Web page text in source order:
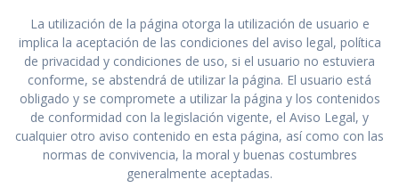
La utilización de la página otorga la utilización de usuario e
implica la aceptación de las condiciones del aviso legal, política
de privacidad y condiciones de uso, si el usuario no estuviera
conforme, se abstendrá de utilizar la página. El usuario está
obligado y se compromete a utilizar la página y los contenidos
de conformidad con la legislación vigente, el Aviso Legal, y
cualquier otro aviso contenido en esta página, así como con las
normas de convivencia, la moral y buenas costumbres
generalmente aceptadas.